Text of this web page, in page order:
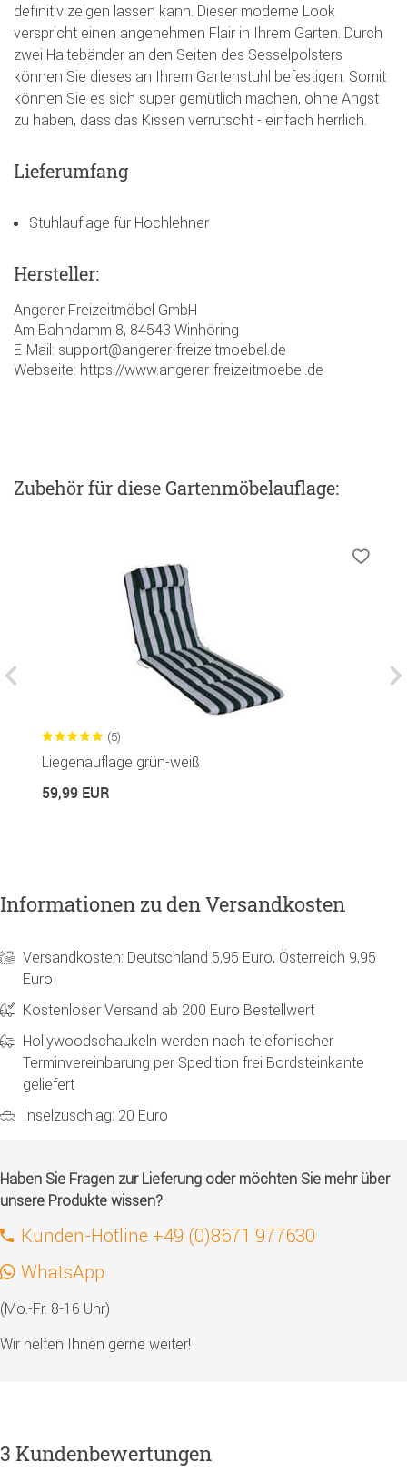
definitiv zeigen lassen kann. Dieser moderne Look
verspricht einen angenehmen Flair in Ihrem Garten. Durch
zwei Haltebänder an den Seiten des Sesselpolsters
können Sie dieses an Ihrem Gartenstuhl befestigen. Somit
können Sie es sich super gemütlich machen, ohne Angst
zu haben, dass das Kissen verrutscht - einfach herrlich.
Lieferumfang
Stuhlauflage für Hochlehner
Hersteller:
Angerer Freizeitmöbel GmbH
Am Bahndamm 8, 84543 Winhöring
E-Mail: support@angerer-freizeitmoebel.de
Webseite: https://www.angerer-freizeitmoebel.de
Zubehörfür diese Gartenmöbelauflage:
(5)
Liegenauflage grün-weiß
59,99 EUR
Informationen zu den Versandkosten
Versandkosten: Deutschland 5,95 Euro, Österreich 9,95
Euro
Kostenloser Versand ab 200 Euro Bestellwert
Hollywoodschaukeln werden nach telefonischer
Terminvereinbarung per Spedition frei Bordsteinkante
geliefert
Inselzuschlag: 20 Euro
Haben Sie Fragen zur Lieferung oder möchten Sie mehr über
unsere Produkte wissen?
Kunden-Hotline +49 (0)8671 977630
WhatsApp
(Mo.-Fr. 8-16 Uhr)
Wir helfen Ihnen gerne weiter!
3 Kundenbewertungen